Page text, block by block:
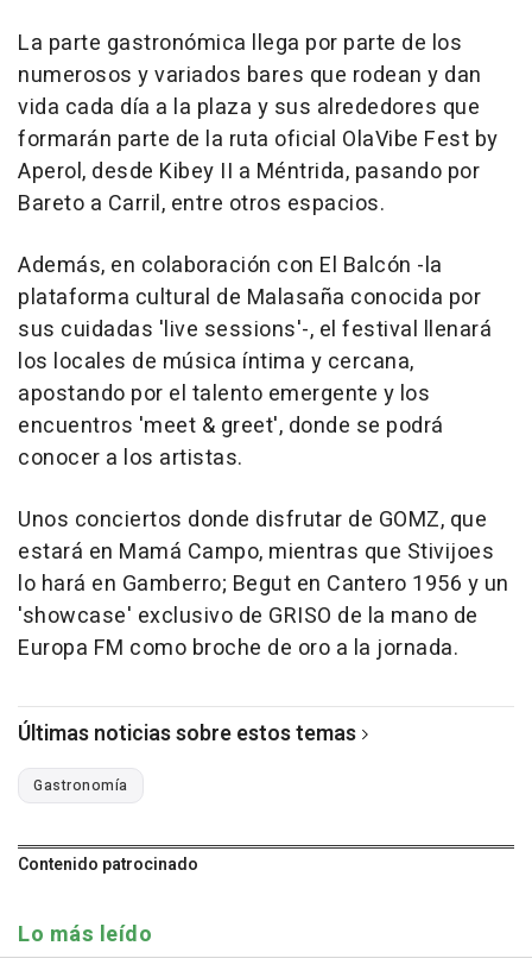
La parte gastronómica llega por parte de los
numerosos y variados bares que rodean y dan
vida cada día a la plaza y sus alrededores que
formarán parte de la ruta oficial OlaVibe Fest by
Aperol, desde Kibey II a Méntrida, pasando por
Bareto a Carril, entre otros espacios.
Además, en colaboración con El Balcón -la
plataforma cultural de Malasaña conocida por
sus cuidadas 'live sessions'-, el festival llenará
los locales de música íntima y cercana,
apostando por el talento emergente y los
encuentros 'meet & greet', donde se podrá
conocer a los artistas.
Unos conciertos donde disfrutar de GOMZ, que
estará en Mamá Campo, mientras que Stivijoes
lo hará en Gamberro; Begut en Cantero 1956 y un
'showcase' exclusivo de GRISO de la mano de
Europa FM como broche de oro a la jornada.
Últimas noticias sobre estos temas
Gastronomía
Contenido patrocinado
Lo más leído